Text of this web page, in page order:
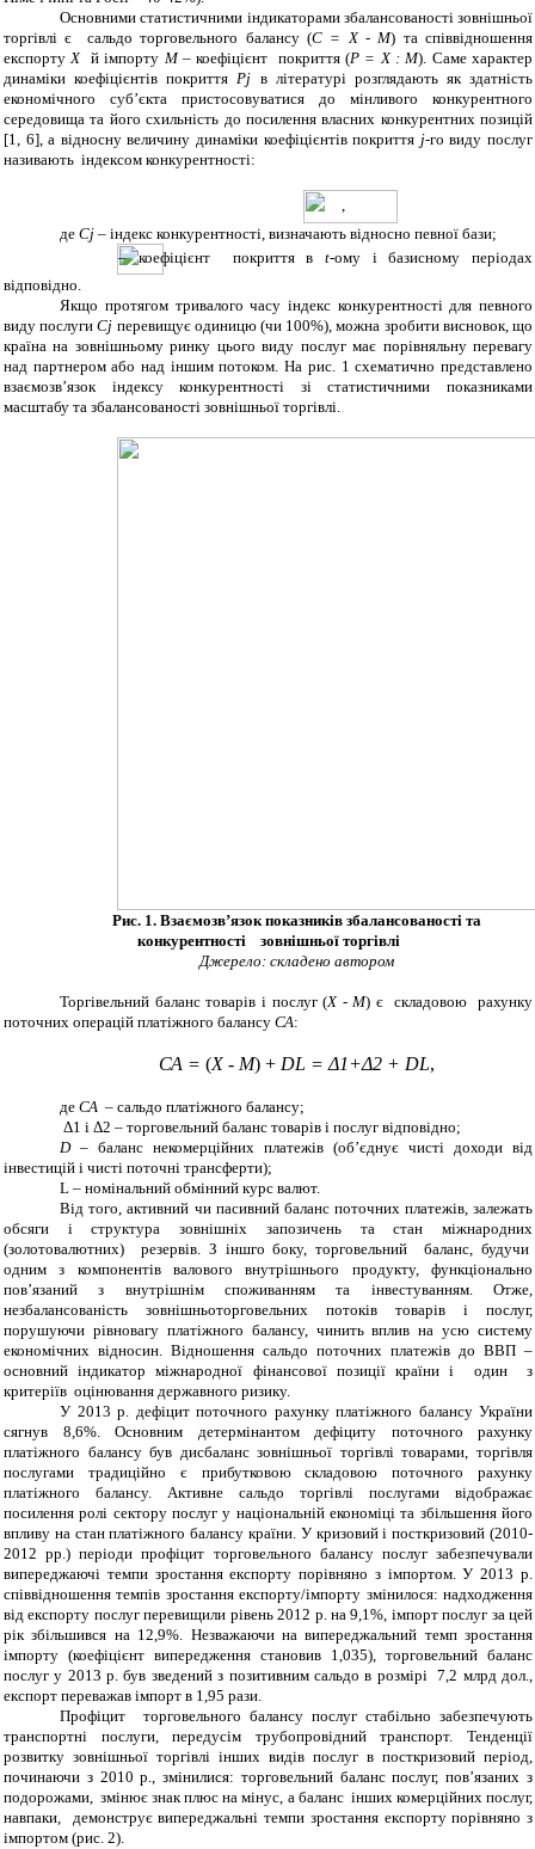
Основними статистичними індикаторами збалансованості зовнішньої
торгівлі є сальдо торговельного балансу (С = Х-М) та співвідношення
експорту Хй імпорту М– коефіцієнт покриття (Р = Х : М). Саме характер
динаміки коефіцієнтів покриттяPj в літературі розглядають як здатність
економічного суб’єкта пристосовуватися до мінливого конкурентного
середовища та його схильність до посилення власних конкурентних позицій
[1, 6], а відносну величину динаміки коефіцієнтів покриття j-го виду послуг
називають індексом конкурентності:
,
деCj – індекс конкурентності, визначають відносно певної бази;
– коефіцієнт покриття вt-ому і базисному періодах
відповідно.
Якщо протягом тривалого часу індекс конкурентності для певного
виду послугиCj перевищує одиницю (чи 100%), можна зробити висновок, що
країна на зовнішньомуринку цьоговиду послуг має порівняльну перевагу
над партнером або над іншим потоком. На рис. 1 схематично представлено
взаємозв’язок індексу конкурентності зі статистичними показниками
масштабу та збалансованості зовнішньої торгівлі.
Рис. 1. Взаємозв’язок показників збалансованості та
конкурентності зовнішньої торгівлі
Джерело: складено автором
Торгівельний баланс товарів і послуг (Х - М) є складовою рахунку
поточних операцій платіжного балансу СА:
СА = (Х - М) + DL = Δ1+Δ2 + DL,
деСА – сальдо платіжного балансу;
Δ1 і Δ2 – торговельний баланс товарів і послуг відповідно;
D– баланс некомерційних платежів (об’єднує чисті доходи від
інвестицій і чисті поточні трансферти);
L – номінальний обмінний курс валют.
Відтого, активний чи пасивний баланспоточних платежів,залежать
обсяги і структура зовнішніх запозичень та стан міжнародних
(золотовалютних) резервів. З іншго боку, торговельний
баланс, будучи
одним з компонентів валового внутрішнього продукту, функціонально
пов’язаний з внутрішнім споживанням та інвестуванням. Отже,
незбалансованість зовнішньоторговельних потоків товарів і послуг,
порушуючи рівновагу платіжного балансу, чинить вплив на усю систему
економічних відносин. Відношення сальдо поточних платежів до ВВП –
основний індикатор міжнародної фінансової позиції країни і один з
критеріїв оцінювання державного ризику.
У 2013 р. дефіцит поточного рахунку платіжного балансу України
сягнув 8,6%. Основним детермінантом дефіциту поточного рахунку
платіжного балансу був дисбаланс зовнішньої торгівлі товарами, торгівля
послугами традиційно є прибутковою складовою поточного рахунку
платіжного балансу. Активне сальдо торгівлі послугами відображає
посилення ролі сектору послуг у національній економіці та збільшення його
впливу на стан платіжного балансу країни. У кризовий і посткризовий (2010-
2012 рр.) періоди профіцит торговельного балансу послуг забезпечували
випереджаючі темпи зростання експорту порівняно з імпортом. У 2013 р.
співвідношення темпів зростання експорту/імпорту змінилося: надходження
від експорту послуг перевищили рівень 2012 р. на 9,1%, імпорт послуг за цей
рік збільшився на 12,9%. Незважаючи на випереджальний темп зростання
імпорту (коефіцієнт випередження становив 1,035), торговельний баланс
послуг у 2013 р. був зведений з позитивним сальдо в розмірі7,2 млрд дол.,
експорт переважав імпорт в 1,95 рази.
Профіцит торговельного балансу послуг стабільно забезпечують
транспортні послуги, передусім трубопровідний транспорт. Тенденції
розвитку зовнішньої торгівлі інших видів послуг в посткризовий період,
починаючи з 2010 р., змінилися: торговельний баланс послуг, пов’язаних з
подорожами, змінює знак плюс на мінус, а баланс інших комерційних послуг,
навпаки, демонструє випереджальні темпи зростання експорту порівняно з
імпортом (рис. 2).